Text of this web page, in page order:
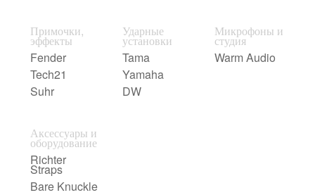
Примочки,
эффекты
Fender
Tech21
Suhr
Ударные
установки
Tama
Yamaha
DW
Микрофоны и
студия
Warm Audio
Аксессуары и
оборудование
Richter
Straps
Bare Knuckle